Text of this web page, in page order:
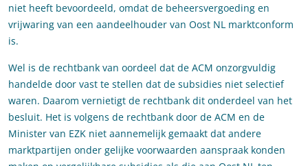
niet heeft bevoordeeld, omdat de beheersvergoeding en
vrijwaring van een aandeelhouder van Oost NL marktconform
is.
Wel is de rechtbank van oordeel dat de ACM onzorgvuldig
handelde door vast te stellen dat de subsidies niet selectief
waren. Daarom vernietigt de rechtbank dit onderdeel van het
besluit. Het is volgens de rechtbank door de ACM en de
Minister van EZK niet aannemelijk gemaakt dat andere
marktpartijen onder gelijke voorwaarden aanspraak konden